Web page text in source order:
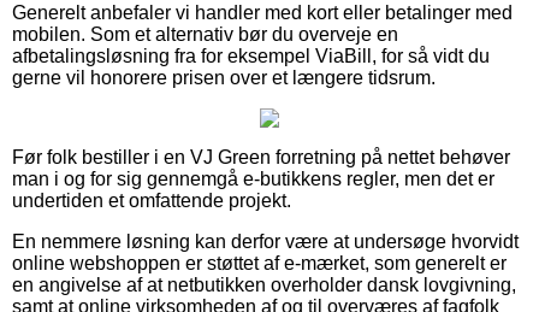
Generelt anbefaler vi handler med kort eller betalinger med
mobilen. Som et alternativ bør du overveje en
afbetalingsløsning fra for eksempel ViaBill, for så vidt du
gerne vil honorere prisen over et længere tidsrum.
Før folk bestiller i en VJ Green forretning på nettet behøver
man i og for sig gennemgå e-butikkens regler, men det er
undertiden et omfattende projekt.
En nemmere løsning kan derfor være at undersøge hvorvidt
online webshoppen er støttet af e-mærket, som generelt er
en angivelse af at netbutikken overholder dansk lovgivning,
samt at online virksomheden af og til overværes af fagfolk